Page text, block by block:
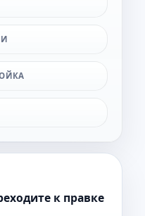
к правке